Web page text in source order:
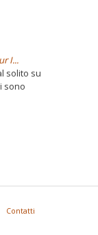
I...
solito su
sono
Contatti